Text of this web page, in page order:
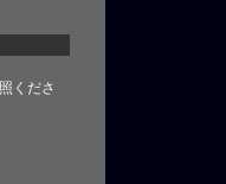
くださ